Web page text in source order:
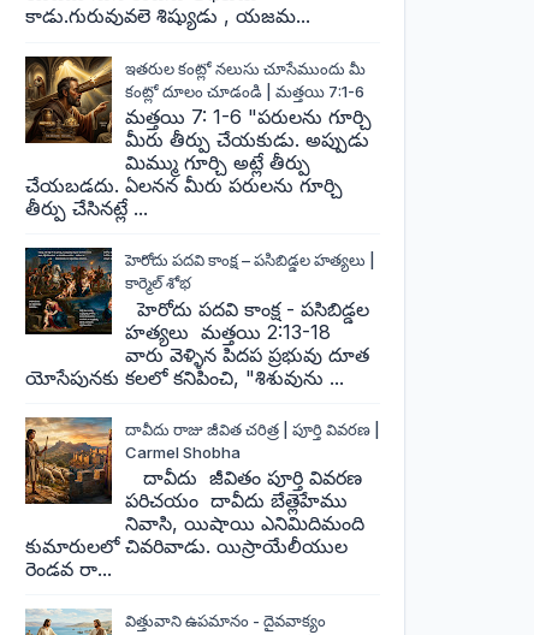
కాడు.గురువువలె శిష్యుడు , యజమ...
ఇతరుల కంట్లో నలుసు చూసేముందు మీ
కంట్లో దూలం చూడండి | మత్తయి 7:1-6
మత్తయి 7: 1-6 "పరులను గూర్చి
మీరు తీర్పు చేయకుడు. అప్పుడు
మిమ్ము గూర్చి అట్లే తీర్పు
చేయబడదు. ఏలనన మీరు పరులను గూర్చి
తీర్పు చేసినట్లే ...
హెరోదు పదవి కాంక్ష – పసిబిడ్డల హత్యలు |
కార్మెల్ శోభ
హెరోదు పదవి కాంక్ష - పసిబిడ్డల
హత్యలు మత్తయి 2:13-18
వారు వెళ్ళిన పిదప ప్రభువు దూత
యోసేపునకు కలలో కనిపించి, "శిశువును ...
దావీదు రాజు జీవిత చరిత్ర | పూర్తి వివరణ |
Carmel Shobha
దావీదు జీవితం పూర్తి వివరణ
పరిచయం దావీదు బేత్లెహేము
నివాసి, యిషాయి ఎనిమిదిమంది
కుమారులలో చివరివాడు. యిస్రాయేలీయుల
రెండవ రా...
విత్తువాని ఉపమానం - దైవవాక్యం